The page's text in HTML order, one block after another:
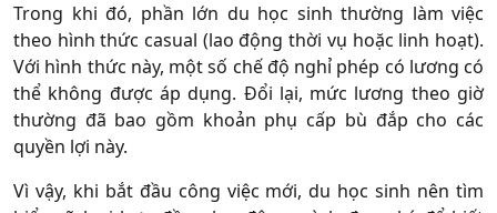
Trong khi đó, phần lớn du học sinh thường làm việc
theo hình thức casual (lao động thời vụ hoặc linh hoạt).
Với hình thức này, một số chế độ nghỉ phép có lương có
thể không được áp dụng. Đổi lại, mức lương theo giờ
thường đã bao gồm khoản phụ cấp bù đắp cho các
quyền lợi này.
Vì vậy, khi bắt đầu công việc mới, du học sinh nên tìm